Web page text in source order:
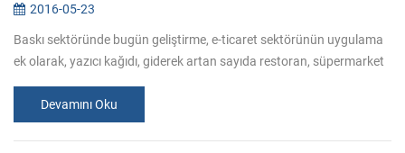
2016-05-23
Baskı sektöründe bugün geliştirme, e-ticaret sektörünün uygulama
ek olarak, yazıcı kağıdı, giderek artan sayıda restoran, süpermarket
Devamını Oku